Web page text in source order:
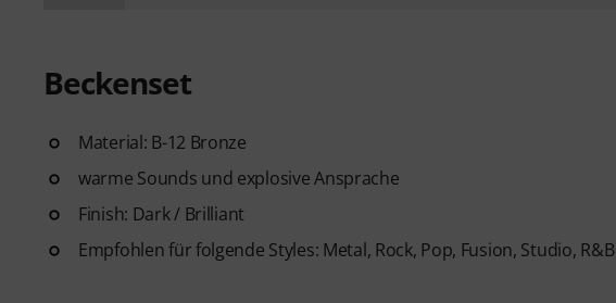
Beckenset
Material: B-12 Bronze
warme Sounds und explosive Ansprache
Finish: Dark / Brilliant
Empfohlen für folgende Styles: Metal, Rock, Pop, Fusion, Studio, R&B